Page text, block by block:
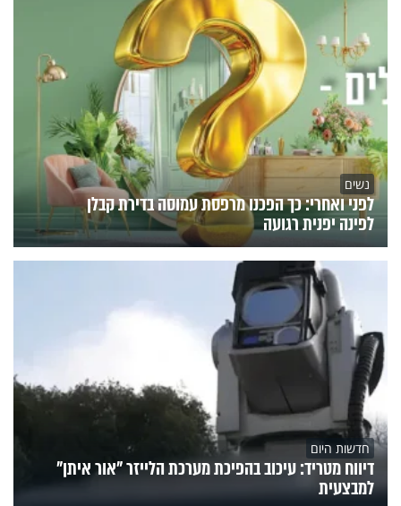
נשים
לפני ואחרי: כך הפכנו מרפסת עמוסה בדירת קבלן
לפינה יפנית רגועה
חדשות היום
דיווח מטריד: עיכוב בהפיכת מערכת הלייזר "אור איתן"
למבצעית